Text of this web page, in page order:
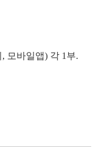
모바일앱) 각 1부.